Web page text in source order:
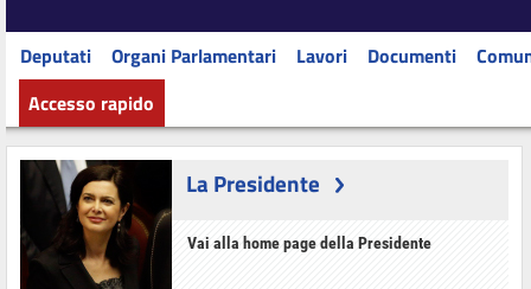
Deputati Organi Parlamentari Lavori Documenti
Accesso rapido
La Presidente
Vai alla home page della Presidente